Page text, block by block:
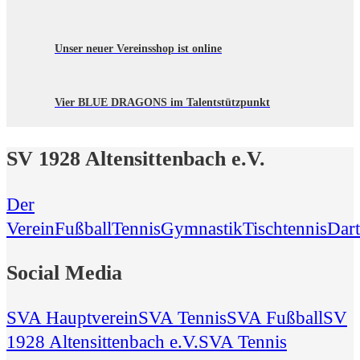
Unser neuer Vereinsshop ist online
Vier BLUE DRAGONS im Talentstützpunkt
SV 1928 Altensittenbach e.V.
Der
VereinFußballTennisGymnastikTischtennis
Social Media
SVA HauptvereinSVA TennisSVA FußballSV
1928 Altensittenbach e.V.SVA Tennis